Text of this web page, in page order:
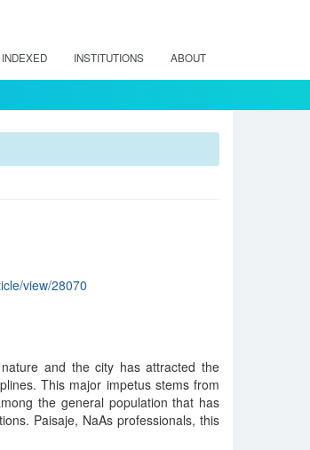
INDEXED INSTITUTIONS ABOUT
view/28070
and the city has attracted the
This major impetus stems from
the general population that has
Paisaje, NaAs professionals, this